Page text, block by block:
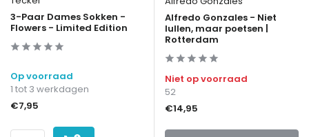
3-Paar Dames Sokken -
Flowers - Limited Edition
Op voorraad
1 tot 3 werkdagen
€7,95
Alfredo Gonzales - Niet
lullen, maar poetsen |
Rotterdam
Niet op voorraad
52
€14,95